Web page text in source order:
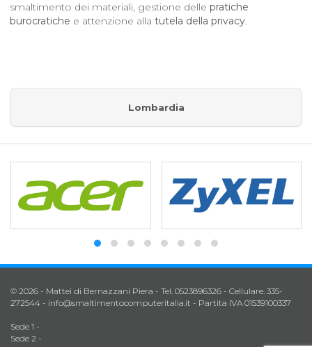
smaltimento dei materiali, gestione delle pratiche
burocratiche e attenzione alla tutela della privacy.
Lombardia
© 2026 - Mattei di Bernazzani Piera - Tel. 0523896326 - Cellulare. 335-
272544 - info@smaltimentocomputeritalia.it - Partita IVA 01539100337
Sede 1 -
Sede 2 -